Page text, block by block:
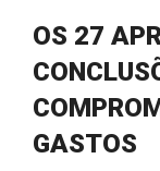
OS 27
GASTOS